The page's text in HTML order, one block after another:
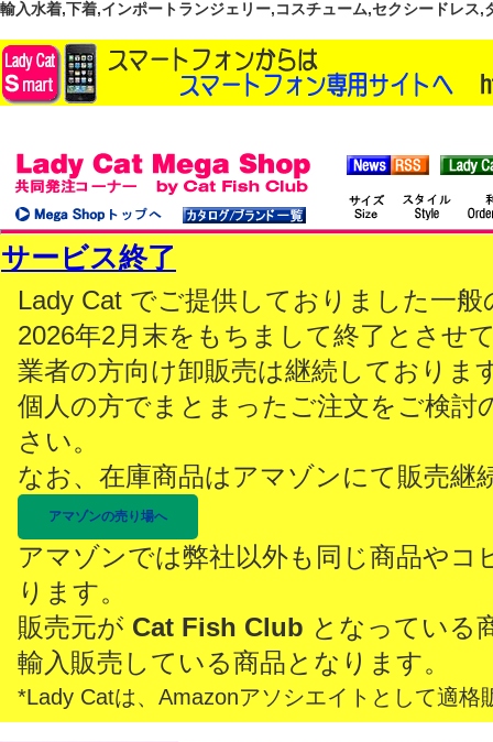
輸入水着,下着,インポートランジェリー,コスチューム,セクシードレス
サービス終了
Lady Cat でご提供しておりました一
2026年2月末をもちまして終了とさせ
業者の方向け卸販売は継続しておりま
個人の方でまとまったご注文をご検討
さい。
なお、在庫商品はアマゾンにて販売継
アマゾンの売り場へ
アマゾンでは弊社以外も同じ商品やコ
ります。
販売元が Cat Fish Club となっている
輸入販売している商品となります。
*Lady Catは、Amazonアソシエイトとして適格